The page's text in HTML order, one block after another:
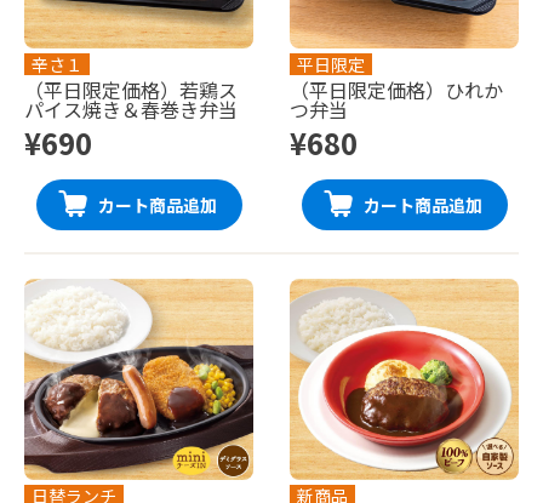
辛さ１
（平日限定価格）若鶏ス
パイス焼き＆春巻き弁当
¥690
カート商品追加
平日限定
（平日限定価格）ひれか
つ弁当
¥680
カート商品追加
日替ランチ 新商品